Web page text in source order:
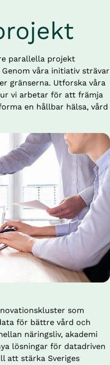
parallella projekt
våra initiativ strävar
gränserna. Utforska våra
vi arbetar för att främja
en hållbar hälsa, vård
som
för bättre vård och
näringsliv, akademi
lösningar för datadriven
att stärka Sveriges